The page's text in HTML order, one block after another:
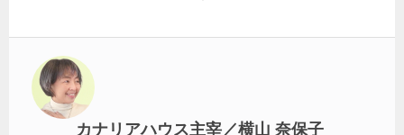
ゲ
ー
シ
カナリアハウス主宰／横山 奈保子